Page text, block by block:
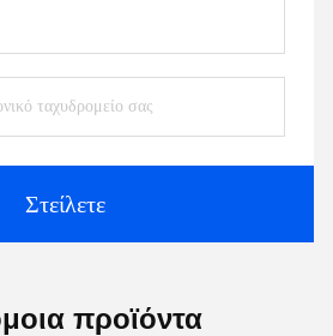
Στείλετε
προϊόντα